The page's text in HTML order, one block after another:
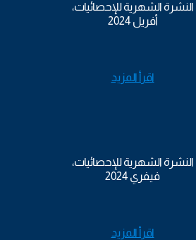
النشرة الشهرية للإحصائيات،
أفريل 2024
اقرأ المزيد
النشرة الشهرية للإحصائيات،
فيفري 2024
اقرأ المزيد